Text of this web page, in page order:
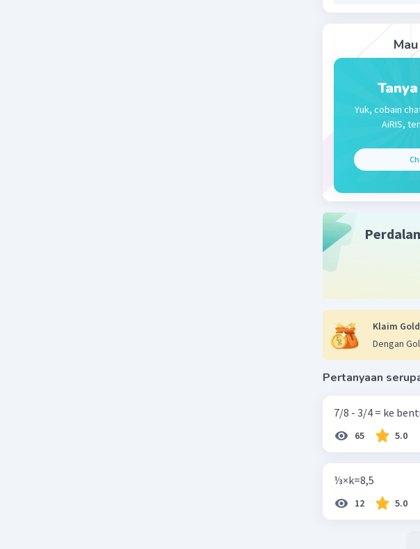
Nanda R
kubus
Beri
Yuk, cobain
AiRIS,
Klaim
Dengan
Pertanyaan
7/8 - 3/4 = ke
65 5.0
⅓×k=8,5
12 5.0